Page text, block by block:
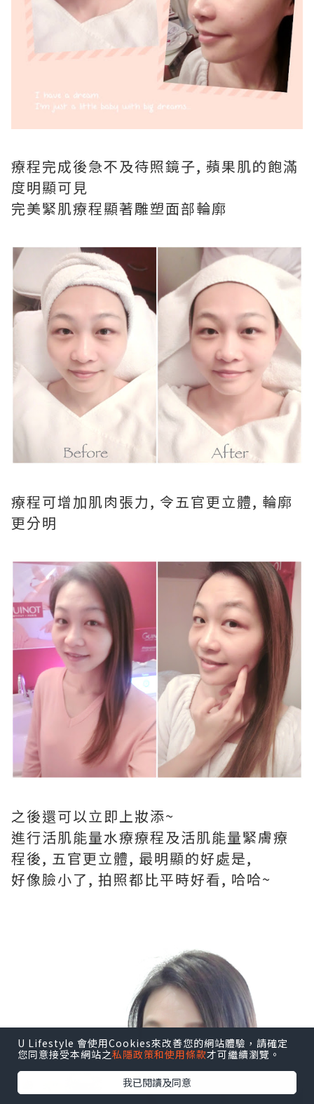
療程完成後急不及待照鏡子, 蘋果肌的飽滿
度明顯可見
完美緊肌療程顯著雕塑面部輪廓
療程可增加肌肉張力, 令五官更立體, 輪廓
更分明
之後還可以立即上妝添~
進行活肌能量水療療程及活肌能量緊膚療
程後, 五官更立體, 最明顯的好處是,
好像臉小了, 拍照都比平時好看, 哈哈~
U Lifestyle 會使用Cookies來改善您的網站體驗，請確定
您同意接受本網站之私隱政策和使用條款才可繼續瀏覽。
我已閱讀及同意